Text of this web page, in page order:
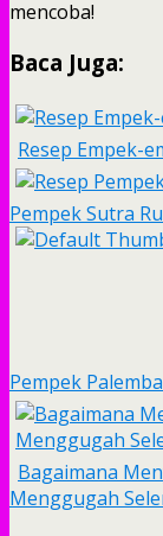
mencoba!
Baca Juga:
Resep Empek-
Pempek Sutra
Pempek
Bagaimana
Menggugah